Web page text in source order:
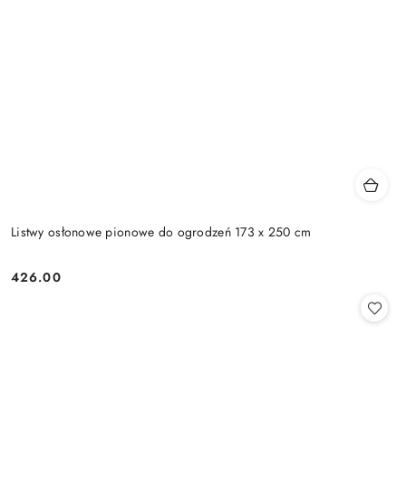
Listwy osłonowe pionowe do ogrodzeń 173 x 250 cm
Cena:
426.00